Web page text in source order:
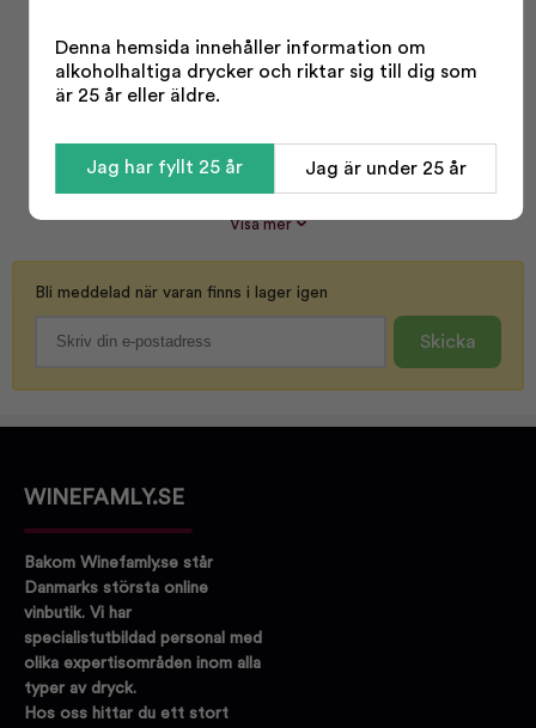
Typ:
Öltyp:
Frokostøl
Alkohol %: 5,50
Visa mer
Bli meddelad när varan finns i lager igen
Skicka
WINEFAMLY.SE
Bakom Winefamly.se står
Danmarks största online
vinbutik. Vi har
specialistutbildad personal med
olika expertisområden inom alla
typer av dryck.
Hos oss hittar du ett stort
Denna hemsida innehåller information om
alkoholhaltiga drycker och riktar sig till dig som
är 25 år eller äldre.
Jag har fyllt 25 år Jag är under 25 år